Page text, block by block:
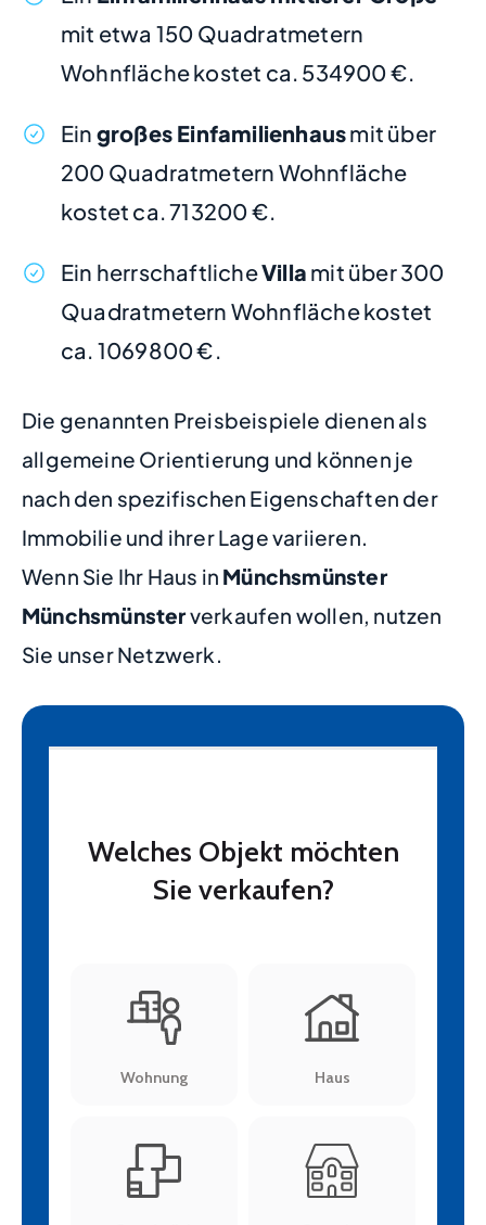
mit etwa 150 Quadratmetern
Wohnfläche kostet ca. 534900 €.
Ein großes Einfamilienhausmit über
200 Quadratmetern Wohnfläche
kostet ca. 713200 €.
Ein herrschaftlicheVilla mit über 300
Quadratmetern Wohnfläche kostet
ca. 1069800 €.
Die genannten Preisbeispiele dienen als
allgemeine Orientierung und können je
nach den spezifischen Eigenschaften der
Immobilie und ihrer Lage variieren.
Wenn Sie Ihr Haus in Münchsmünster
Münchsmünsterverkaufen wollen, nutzen
Sie unser Netzwerk.